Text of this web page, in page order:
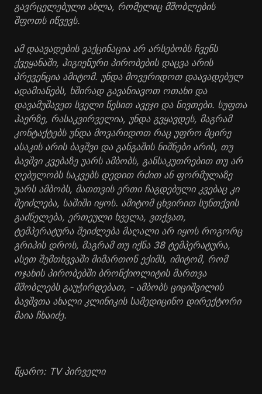
გავრცელებული ახლა, რომელიც მშობლების
შფოთს იწვევს.
ამ დაავადების ვაქცინაცია არ არსებობს ჩვენს
ქვეყანაში, ჰიგიენური პირობების დაცვა არის
პრევენცია ამიტომ. უნდა მოვერიდოთ დაავადებულ
ადამიანებს, ხშირად გავანიავოთ ოთახი და
დავამუშავეთ სველი წესით ავეჯი და ნივთები. სუფთა
ჰაერზე, რასაკვირველია, უნდა გვყავდეს, მაგრამ
კონტაქტებს უნდა მოვარიდოთ რაც უფრო მცირე
ასაკის არის ბავშვი და განგაშის ნიშნები არის, თუ
ბავშვი კვებაზე უარს ამბობს, განსაკუთრებით თუ არ
ღებულობს საკვებს დედით რძით ან ფორმულაზე
უარს ამბობს, მათთვის ერთი ჩაგდებული კვებაც კი
შეიძლება, საშიში იყოს. ამიტომ ცხვირით სუნთქვის
გაძნელება, ერთეული ხველა, ვთქვათ,
ტემპერატურა შეიძლება მაღალი არ იყოს როგორც
გრიპის დროს, მაგრამ თუ იქნა 38 ტემპერატურა,
ასეთ შემთხვვაში მიმართონ ექიმს, იმიტომ, რომ
ოჯახის პირობებში ბრონქიოლიტის მართვა
მშობლებს გაუჭირდებათ, - ამბობს ციციშვილის
ბავშვთა ახალი კლინიკის სამედიცინო დირექტორი
მაია ჩხაიძე.
წყარო: TV პირველი